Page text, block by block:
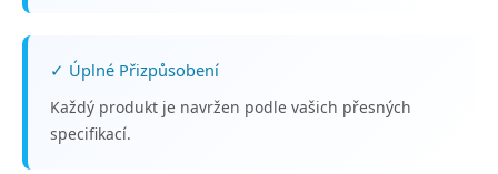
✓ Úplné Přizpůsobení
Každý produkt je navržen podle vašich přesných
specifikací.